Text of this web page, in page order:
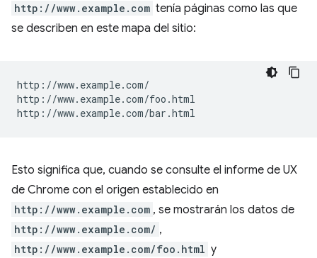
http://www.example.com tenía páginas como las que
se describen en este mapa del sitio:
http://www.example.com/
http://www.example.com/foo.html
Esto significa que, cuando se consulte el informe de UX
de Chrome con el origen establecido en
http://www.example.com , se mostrarán los datos de
http://www.example.com/ ,
http://www.example.com/foo.html y